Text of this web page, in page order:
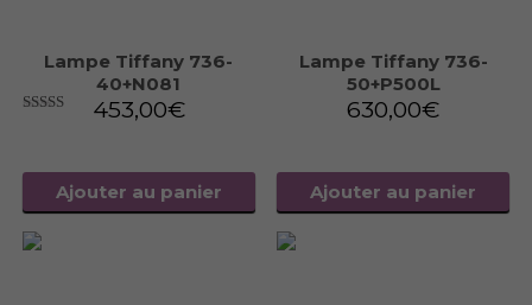
Lampe Tiffany 736-
40+N081
453,00€
Ajouter au panier
Lampe Tiffany 736-
50+P500L
630,00€
Ajouter au panier